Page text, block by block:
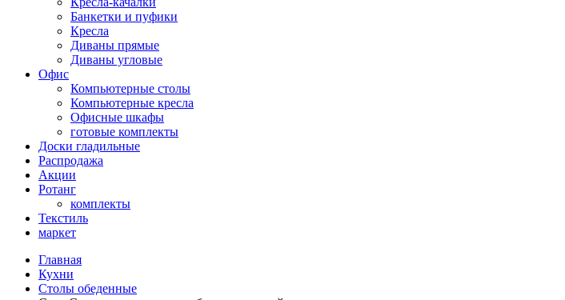
Банкетки и пуфики
Кресла
Диваны прямые
Диваны угловые
Офис
Компьютерные столы
Компьютерные кресла
Офисные шкафы
готовые комплекты
Доски гладильные
Распродажа
Акции
Ротанг
комплекты
Текстиль
маркет
Главная
Кухни
Столы обеденные